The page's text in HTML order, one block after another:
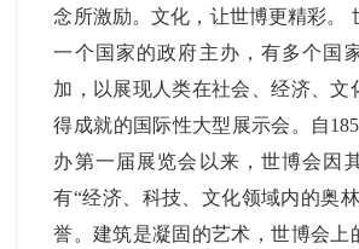
念所激励。文化，让世博更精彩。
一个国家的政府主办，有多个国
加，以展现人类在社会、经济、文
得成就的国际性大型展示会。自
办第一届展览会以来，世博会因
有“经济、科技、文化领域内的奥
誉。建筑是凝固的艺术，世博会上